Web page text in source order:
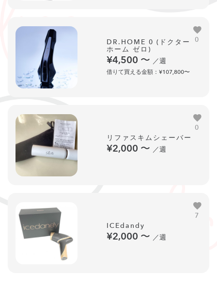
DR.HOME 0 (ドクター
ホーム ゼロ)
¥4,500 〜 ／週
借りて買える金額：¥107,800〜
0
リファスキムシェーバー
¥2,000 〜 ／週
0
ICEdandy
¥2,000 〜 ／週
7